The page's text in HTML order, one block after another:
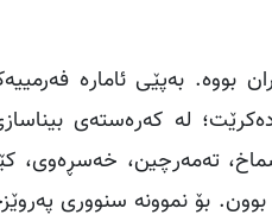
بووە. بەپێی ئامارە
دەکرێت؛ لە کەرەستەی
تەمەرچین، خەسڕەوی،
بوون. بۆ نموونە سنووری